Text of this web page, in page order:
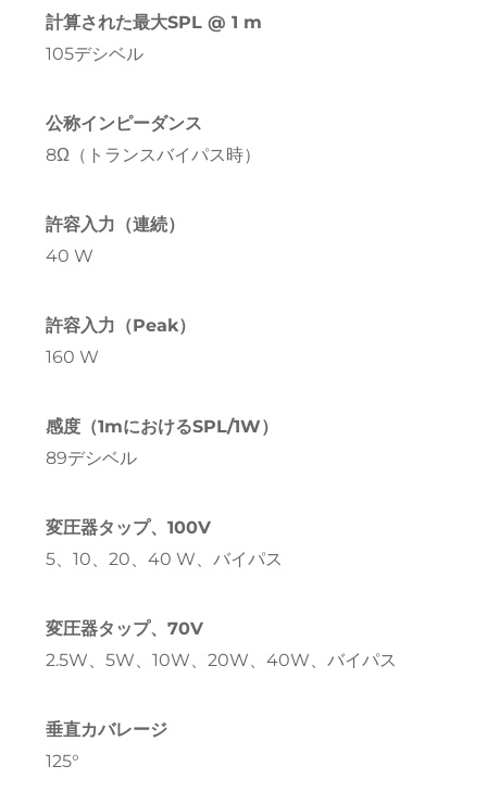
計算された最大SPL @ 1 m
105デシベル
公称インピーダンス
8Ω（トランスバイパス時）
許容入力（連続）
40 W
許容入力（Peak）
160 W
感度（1mにおけるSPL/1W）
89デシベル
変圧器タップ、100V
5、10、20、40 W、バイパス
変圧器タップ、70V
2.5W、5W、10W、20W、40W、バイパス
垂直カバレージ
125°